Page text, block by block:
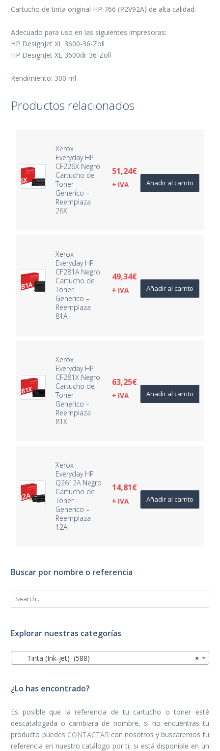
Cartucho de tinta original HP 766 (P2V92A) de alta calidad.
Adecuado para uso en las siguientes impresoras:
HP DesignJet XL 3600-36-Zoll
HP DesignJet XL 3600dr-36-Zoll
Rendimiento: 300 ml
Productos relacionados
Xerox
Everyday HP
CF226X Negro
Cartucho de
Toner
Generico –
Reemplaza
26X
51,24€
+ IVA Añadir al carrito
Xerox
Everyday HP
CF281A Negro
Cartucho de
Toner
Generico –
Reemplaza
81A
49,34€
+ IVA Añadir al carrito
Xerox
Everyday HP
CF281X Negro
Cartucho de
Toner
Generico –
Reemplaza
81X
63,25€
+ IVA Añadir al carrito
Xerox
Everyday HP
Q2612A Negro
Cartucho de
Toner
Generico –
Reemplaza
12A
14,81€
+ IVA Añadir al carrito
Buscar por nombre o referencia
Explorar nuestras categorías
×
Tinta (Ink-jet) (588)
¿Lo has encontrado?
Es posible que la referencia de tu cartucho o toner esté
descatalogada o cambiara de nombre, si no encuentras tu
producto puedes CONTACTARcon nosotros y buscaremos tu
referencia en nuestro catálogo por ti, si está disponible en un